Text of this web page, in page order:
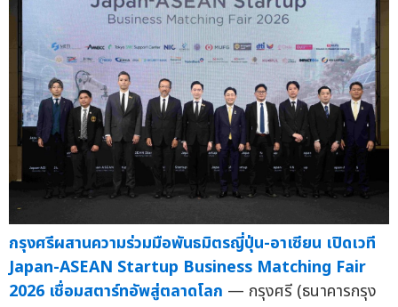
กรุงศรีผสานความร่วมมือพันธมิตรญี่ปุ่น-อาเซียน เปิดเวที
Japan-ASEAN Startup Business Matching Fair
2026 เชื่อมสตาร์ทอัพสู่ตลาดโลก — กรุงศรี (ธนาคารกรุง